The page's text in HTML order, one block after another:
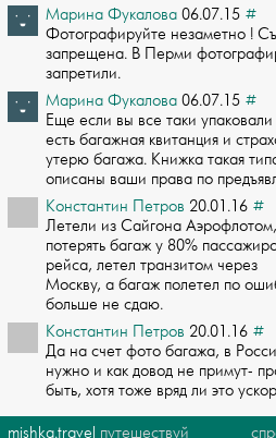
Марина Фукалова 06.07.15 #
Фотографируйте незаметно !
запрещена. В Перми
запретили.
Марина Фукалова 06.07.15 #
Еще если вы все таки
есть багажная квитанци­я и
утерю багажа. Книжка такая
описаны ваши права по
Константин Петров 20.01.16 #
Летели из Сайгона
потерять багаж у 80%
рейса, летел транзитом через
Москву, а багаж полетел по
больше не сдаю.
Константин Петров 20.01.16 #
Да на счет фото багажа, в
нужно и как довод не при­мут-
быть, хотя тоже вряд ли это
mishka.travel путешествуй